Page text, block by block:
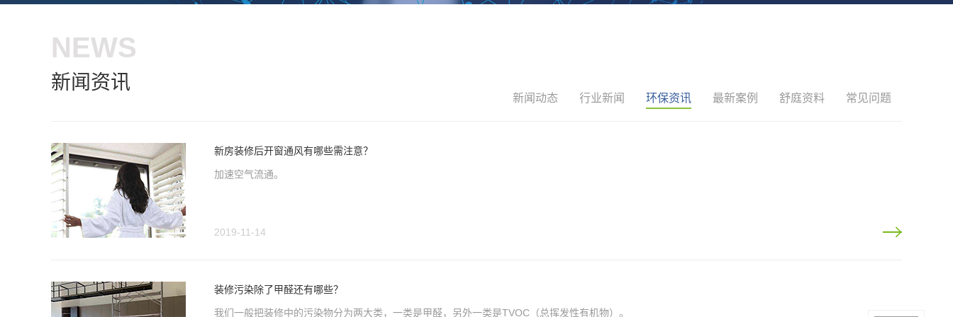
NEWS
新闻资讯
新闻动态 行业新闻 环保资讯 最新案例 舒庭资料 常见问题
新房装修后开窗通风有哪些需注意？
加速空气流通。
2019-11-14
装修污染除了甲醛还有哪些？
​我们一般把装修中的污染物分为两大类，一类是甲醛，另外一类是TVOC（总挥发性有机物）。